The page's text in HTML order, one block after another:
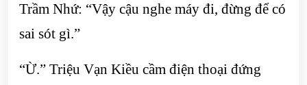
Trầm Nhứ: “Vậy cậu nghe máy đi, đừng để có
sai sót gì.”
“Ừ.” Triệu Vạn Kiều cầm điện thoại đứng